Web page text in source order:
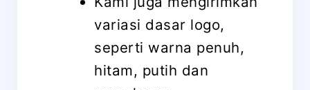
variasi dasar logo,
seperti warna penuh,
hitam, putih dan